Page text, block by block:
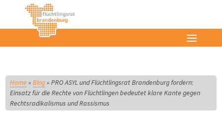
Home»Blog»PRO ASYL und Flüchtlingsrat Brandenburg fordern:
Einsatz für die Rechte von Flüchtlingen bedeutet klare Kante gegen
Rechtsradikalismus und Rassismus